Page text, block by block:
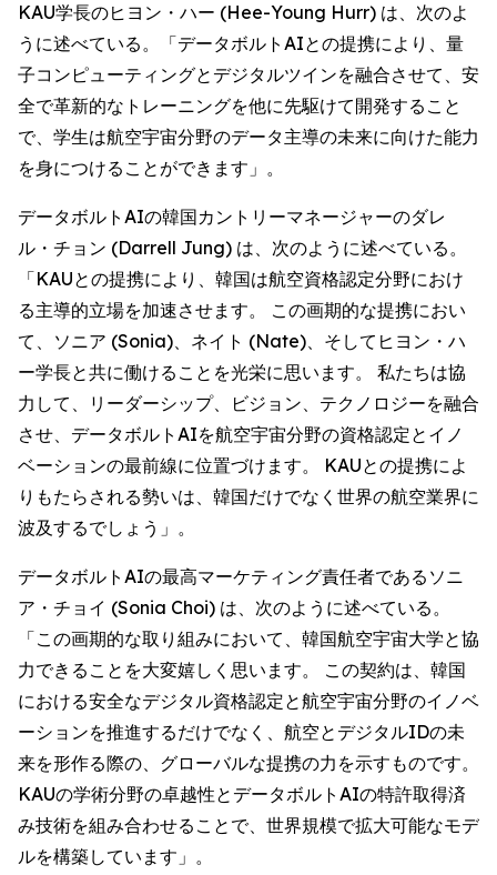
KAU学長のヒヨン・ハー (Hee-Young Hurr) は、次のよ
うに述べている。「データボルトAIとの提携により、量
子コンピューティングとデジタルツインを融合させて、安
全で革新的なトレーニングを他に先駆けて開発すること
で、学生は航空宇宙分野のデータ主導の未来に向けた能力
を身につけることができます」。
データボルトAIの韓国カントリーマネージャーのダレ
ル・チョン (Darrell Jung) は、次のように述べている。
「KAUとの提携により、韓国は航空資格認定分野におけ
る主導的立場を加速させます。 この画期的な提携におい
て、ソニア (Sonia)、ネイト (Nate)、そしてヒヨン・ハ
ー学長と共に働けることを光栄に思います。 私たちは協
力して、リーダーシップ、ビジョン、テクノロジーを融合
させ、データボルトAIを航空宇宙分野の資格認定とイノ
ベーションの最前線に位置づけます。 KAUとの提携によ
りもたらされる勢いは、韓国だけでなく世界の航空業界に
波及するでしょう」。
データボルトAIの最高マーケティング責任者であるソニ
ア・チョイ (Sonia Choi) は、次のように述べている。
「この画期的な取り組みにおいて、韓国航空宇宙大学と協
力できることを大変嬉しく思います。 この契約は、韓国
における安全なデジタル資格認定と航空宇宙分野のイノベ
ーションを推進するだけでなく、航空とデジタルIDの未
来を形作る際の、グローバルな提携の力を示すものです。
KAUの学術分野の卓越性とデータボルトAIの特許取得済
み技術を組み合わせることで、世界規模で拡大可能なモデ
ルを構築しています」。